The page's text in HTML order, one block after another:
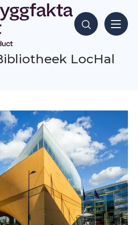
Hae sisältöjä
LocHal